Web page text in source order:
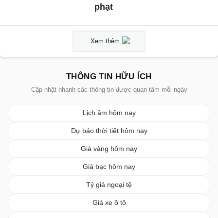
phạt
Xem thêm
THÔNG TIN HỮU ÍCH
Cập nhật nhanh các thông tin được quan tâm mỗi ngày
Lịch âm hôm nay
Dự báo thời tiết hôm nay
Giá vàng hôm nay
Giá bạc hôm nay
Tỷ giá ngoại tệ
Giá xe ô tô